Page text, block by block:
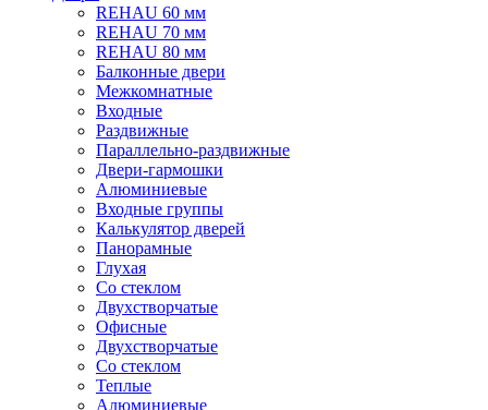
REHAU 60 мм
REHAU 70 мм
REHAU 80 мм
Балконные двери
Межкомнатные
Входные
Раздвижные
Параллельно-раздвижные
Двери-гармошки
Алюминиевые
Входные группы
Калькулятор дверей
Панорамные
Глухая
Со стеклом
Двухстворчатые
Офисные
Двухстворчатые
Со стеклом
Теплые
Алюминиевые